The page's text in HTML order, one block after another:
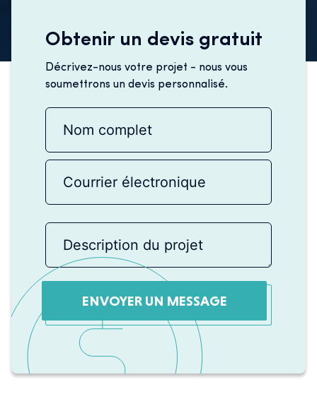
Obtenir un devis gratuit
Décrivez-nous votre projet - nous vous
soumettrons un devis personnalisé.
ENVOYER UN MESSAGE